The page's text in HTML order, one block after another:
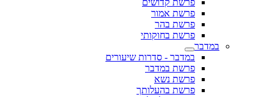
פרשת קדושים
פרשת אמור
פרשת בהר
פרשת בחוקותי
במדבר
במדבר - סדרות שיעורים
פרשת במדבר
פרשת נשא
פרשת בהעלותך